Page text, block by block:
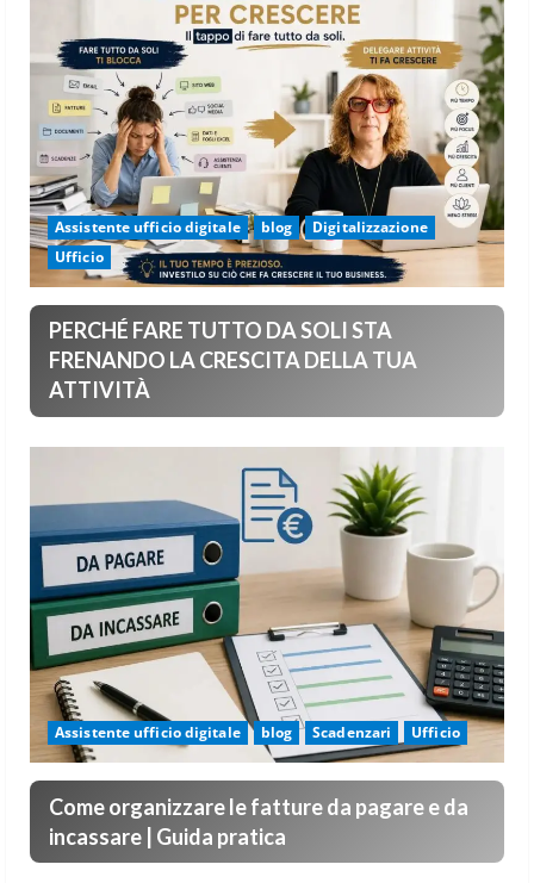
Assistente ufficio digitale blog
Digitalizzazione
Ufficio
PERCHÉ FARE TUTTO DA SOLI STA
FRENANDO LA CRESCITA DELLA TUA
ATTIVITÀ
Assistente ufficio digitale blog Scadenzari Ufficio
Come organizzare le fatture da pagare e da
incassare | Guida pratica